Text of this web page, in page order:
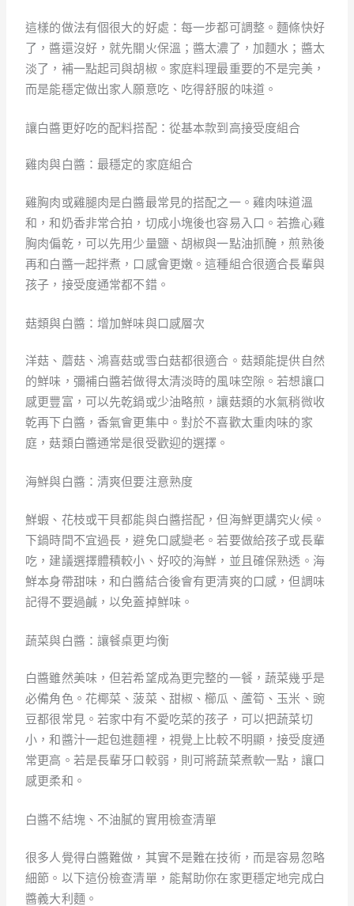
這樣的做法有個很大的好處：每一步都可調整。麵條快好
了，醬還沒好，就先關火保溫；醬太濃了，加麵水；醬太
淡了，補一點起司與胡椒。家庭料理最重要的不是完美，
而是能穩定做出家人願意吃、吃得舒服的味道。
讓白醬更好吃的配料搭配：從基本款到高接受度組合
雞肉與白醬：最穩定的家庭組合
雞胸肉或雞腿肉是白醬最常見的搭配之一。雞肉味道溫
和，和奶香非常合拍，切成小塊後也容易入口。若擔心雞
胸肉偏乾，可以先用少量鹽、胡椒與一點油抓醃，煎熟後
再和白醬一起拌煮，口感會更嫩。這種組合很適合長輩與
孩子，接受度通常都不錯。
菇類與白醬：增加鮮味與口感層次
洋菇、蘑菇、鴻喜菇或雪白菇都很適合。菇類能提供自然
的鮮味，彌補白醬若做得太清淡時的風味空隙。若想讓口
感更豐富，可以先乾鍋或少油略煎，讓菇類的水氣稍微收
乾再下白醬，香氣會更集中。對於不喜歡太重肉味的家
庭，菇類白醬通常是很受歡迎的選擇。
海鮮與白醬：清爽但要注意熟度
鮮蝦、花枝或干貝都能與白醬搭配，但海鮮更講究火候。
下鍋時間不宜過長，避免口感變老。若要做給孩子或長輩
吃，建議選擇體積較小、好咬的海鮮，並且確保熟透。海
鮮本身帶甜味，和白醬結合後會有更清爽的口感，但調味
記得不要過鹹，以免蓋掉鮮味。
蔬菜與白醬：讓餐桌更均衡
白醬雖然美味，但若希望成為更完整的一餐，蔬菜幾乎是
必備角色。花椰菜、菠菜、甜椒、櫛瓜、蘆筍、玉米、豌
豆都很常見。若家中有不愛吃菜的孩子，可以把蔬菜切
小，和醬汁一起包進麵裡，視覺上比較不明顯，接受度通
常更高。若是長輩牙口較弱，則可將蔬菜煮軟一點，讓口
感更柔和。
白醬不結塊、不油膩的實用檢查清單
很多人覺得白醬難做，其實不是難在技術，而是容易忽略
細節。以下這份檢查清單，能幫助你在家更穩定地完成白
醬義大利麵。